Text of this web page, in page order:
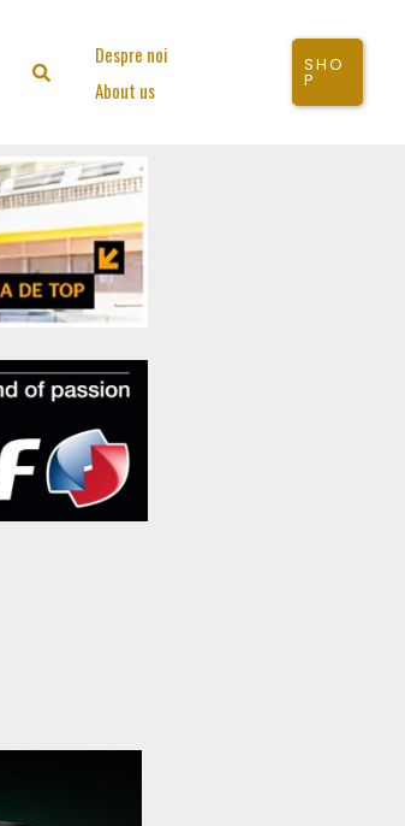
Search
Despre noi
About us
SHO
P